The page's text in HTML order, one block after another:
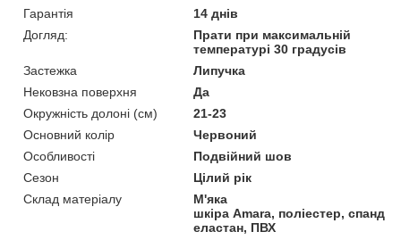
Гарантія
14 днів
Догляд:
Прати при максимальній
температурі 30 градусів
Застежка
Липучка
Нековзна поверхня
Да
Окружність долоні (см)
21-23
Основний колір
Червоний
Особливості
Подвійний шов
Сезон
Цілий рік
Склад матеріалу
М'яка
шкіра Amara, поліестер,
еластан, ПВХ